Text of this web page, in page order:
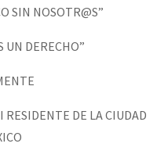
SIN NOSOTR@S”
UN DERECHO”
DE LA CIUDAD